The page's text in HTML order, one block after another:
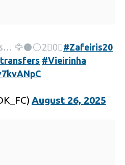
🦅⚫️⚪️2⃣0⃣ #Zafeiris20
#Vieirinha
August 26, 2025